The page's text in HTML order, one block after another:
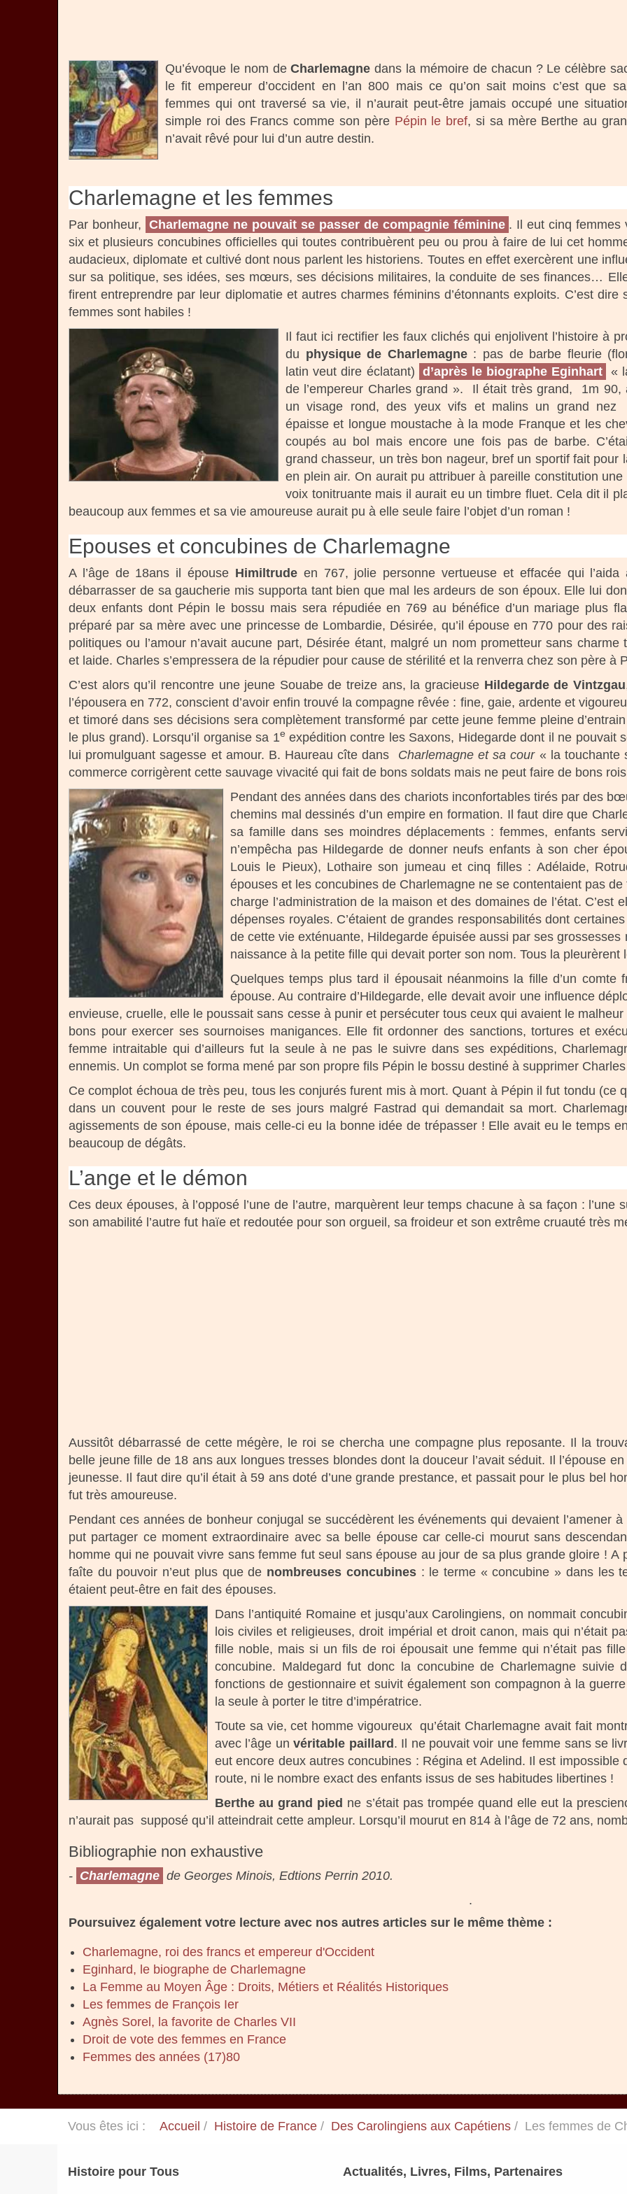
Qu’évoque le nom deCharlemagne dans la mémoire de chacun ? Le célèbre
le fit empereur d’occident en l’an 800 mais ce qu’on sait moins c’est que
femmes qui ont traversé sa vie, il n’aurait peut-être jamais occupé une
simple roi des Francs comme son père Pépin le bref, si sa mère Berthe au
n’avait rêvé pour lui d’un autre destin.
Charlemagne et les femmes
Par bonheur, Charlemagne ne pouvait se passer de compagnie féminine . Il eut cinq femmes
six et plusieurs concubines officielles qui toutes contribuèrent peu ou prou à faire de lui cet
audacieux, diplomate et cultivé dont nous parlent les historiens. Toutes en effet exercèrent une
sur sa politique, ses idées, ses mœurs, ses décisions militaires, la conduite de ses finances…
firent entreprendre par leur diplomatie et autres charmes féminins d’étonnants exploits. C’est dire
femmes sont habiles !
Il faut ici rectifier les faux clichés qui enjolivent l’histoire à
du physique de Charlemagne: pas de barbe fleurie
latin veut dire éclatant) d’après le biographe Eginhart «
de l’empereur Charles grand ». Il était très grand, 1m 90,
un visage rond, des yeux vifs et malins un grand nez
épaisse et longue moustache à la mode Franque et les
coupés au bol mais encore une fois pas de barbe.
grand chasseur, un très bon nageur, bref un sportif fait pour
en plein air. On aurait pu attribuer à pareille constitution une
voix tonitruante mais il aurait eu un timbre fluet. Cela dit il
beaucoup aux femmes et sa vie amoureuse aurait pu à elle seule faire l’objet d’un roman !
Epouses et concubines de Charlemagne
A l’âge de 18ans il épouse Himiltrudeen 767, jolie personne vertueuse et effacée qui l’aida
débarrasser de sa gaucherie mis supporta tant bien que mal les ardeurs de son époux. Elle lui
deux enfants dont Pépin le bossu mais sera répudiée en 769 au bénéfice d’un mariage plus
préparé par sa mère avec une princesse de Lombardie, Désirée, qu’il épouse en 770 pour des
politiques ou l’amour n’avait aucune part, Désirée étant, malgré un nom prometteur sans charme
et laide. Charles s’empressera de la répudier pour cause de stérilité et la renverra chez son père à
C’est alors qu’il rencontre une jeune Souabe de treize ans, la gracieuse Hildegarde de Vintzgau
l’épousera en 772, conscient d’avoir enfin trouvé la compagne rêvée : fine, gaie, ardente et
et timoré dans ses décisions sera complètement transformé par cette jeune femme pleine
le plus grand). Lorsqu’il organise sa 1e expédition contre les Saxons, Hidegarde dont il ne pouvait
lui promulguant sagesse et amour. B. Haureau cîte dans Charlemagne et sa cour« la touchante
commerce corrigèrent cette sauvage vivacité qui fait de bons soldats mais ne peut faire de bons
Pendant des années dans des chariots inconfortables tirés par des
chemins mal dessinés d’un empire en formation. Il faut dire que
sa famille dans ses moindres déplacements : femmes, enfants
n’empêcha pas Hildegarde de donner neufs enfants à son cher
Louis le Pieux), Lothaire son jumeau et cinq filles : Adélaide,
épouses et les concubines de Charlemagne ne se contentaient pas
charge l’administration de la maison et des domaines de l’état.
dépenses royales. C’étaient de grandes responsabilités dont
de cette vie exténuante, Hildegarde épuisée aussi par ses grossesses
naissance à la petite fille qui devait porter son nom. Tous la
Quelques temps plus tard il épousait néanmoins la fille d’un comte
épouse. Au contraire d’Hildegarde, elle devait avoir une influence
envieuse, cruelle, elle le poussait sans cesse à punir et persécuter tous ceux qui avaient le
bons pour exercer ses sournoises manigances. Elle fit ordonner des sanctions, tortures et
femme intraitable qui d’ailleurs fut la seule à ne pas le suivre dans ses expéditions,
ennemis. Un complot se forma mené par son propre fils Pépin le bossu destiné à supprimer
Ce complot échoua de très peu, tous les conjurés furent mis à mort. Quant à Pépin il fut tondu (ce
dans un couvent pour le reste de ses jours malgré Fastrad qui demandait sa mort.
agissements de son épouse, mais celle-ci eu la bonne idée de trépasser ! Elle avait eu le temps
beaucoup de dégâts.
L’ange et le démon
Ces deux épouses, à l’opposé l’une de l’autre, marquèrent leur temps chacune à sa façon :
son amabilité l’autre fut haïe et redoutée pour son orgueil, sa froideur et son extrême cruauté très
Aussitôt débarrassé de cette mégère, le roi se chercha une compagne plus reposante. Il la
belle jeune fille de 18 ans aux longues tresses blondes dont la douceur l’avait séduit. Il l’épouse
jeunesse. Il faut dire qu’il était à 59 ans doté d’une grande prestance, et passait pour le plus bel
fut très amoureuse.
Pendant ces années de bonheur conjugal se succédèrent les événements qui devaient l’amener
put partager ce moment extraordinaire avec sa belle épouse car celle-ci mourut sans
homme qui ne pouvait vivre sans femme fut seul sans épouse au jour de sa plus grande gloire !
faîte du pouvoir n’eut plus que de nombreuses concubines: le terme « concubine » dans les
étaient peut-être en fait des épouses.
Dans l’antiquité Romaine et jusqu’aux Carolingiens, on nommait
lois civiles et religieuses, droit impérial et droit canon, mais qui n’était
fille noble, mais si un fils de roi épousait une femme qui n’était pas
concubine. Maldegard fut donc la concubine de Charlemagne
fonctions de gestionnaire et suivit également son compagnon à la
la seule à porter le titre d’impératrice.
Toute sa vie, cet homme vigoureux qu’était Charlemagne avait fait
avec l’âge unvéritable paillard . Il ne pouvait voir une femme sans se
eut encore deux autres concubines : Régina et Adelind. Il est
route, ni le nombre exact des enfants issus de ses habitudes libertines !
Berthe au grand pied ne s’était pas trompée quand elle eut la
n’aurait pas supposé qu’il atteindrait cette ampleur. Lorsqu’il mourut en 814 à l’âge de 72 ans,
Bibliographie non exhaustive
- Charlemagne de Georges Minois, Edtions Perrin 2010.
.
Poursuivez également votre lecture avec nos autres articles sur le même thème :
Charlemagne, roi des francs et empereur d'Occident
Eginhard, le biographe de Charlemagne
La Femme au Moyen Âge : Droits, Métiers et Réalités Historiques
Les femmes de François Ier
Agnès Sorel, la favorite de Charles VII
Droit de vote des femmes en France
Femmes des années (17)80
Vous êtes ici : Accueil Histoire de France Des Carolingiens aux Capétiens Les femmes de
Histoire pour Tous Actualités, Livres, Films, Partenaires